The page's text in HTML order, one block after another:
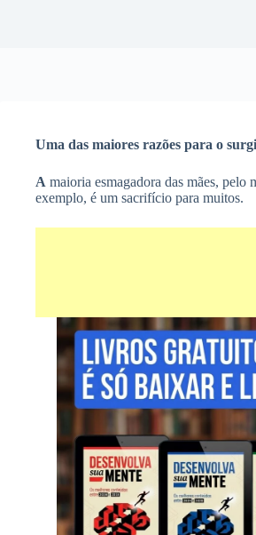
Uma das maiores razões para o
A maioria esmagadora das mães,
exemplo, é um sacrifício para muitos.